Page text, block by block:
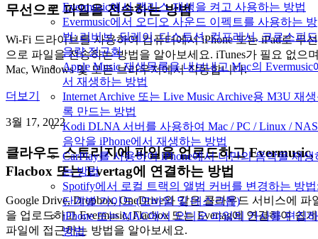
Evermusic에서 갭리스 재생을 켜고 사용하는 방법
Evermusic에서 오디오 사운드 이펙트를 사용하는 방
법: 리버브, 딜레이, 디스토션, 컴프레서, 크로스피
음량 정규화
Apple Music 재생목록을 내보내고 Mac의 Evermusic
서 재생하는 방법
Internet Archive 또는 Live Music Archive용 M3U 재
록 만드는 방법
Kodi DLNA 서버를 사용하여 Mac / PC / Linux /
음악을 iPhone에서 재생하는 방법
CarPlay를 사용하여 iPhone에서 나만의 음악을 재생
는 방법
Spotify에서 로컬 트랙의 앨범 커버를 변경하는 방
단계별 가이드 (모바일 및 데스크톱)
iPhone 또는 MAC에서 오디오 파일의 가사를 편집
방법
무선으로 파일을 전송하는 방법
Wi-Fi 드라이브를 사용하여 컴퓨터에서 iPhone 또는 iPad로 무선
으로 파일을 전송하는 방법을 알아보세요. iTunes가 필요 없으
Mac, Windows 및 모든 브라우저에서 작동합니다.
더보기
3월 17, 2022
클라우드 스토리지에 파일을 업로드하고 Evermusic,
Flacbox 또는 Evertag에 연결하는 방법
Google Drive, Dropbox, OneDrive와 같은 클라우드 서비스에 파
을 업로드하고 Evermusic, Flacbox 또는 Evertag에 연결하여 쉽게
파일에 접근하는 방법을 알아보세요.